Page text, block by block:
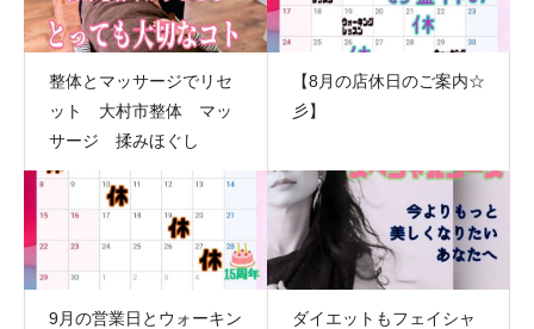
整体とマッサージでリセ
ット 大村市整体 マッ
サージ 揉みほぐし
【8月の店休日のご案内☆
彡】
9月の営業日とウォーキン
ダイエットもフェイシャ